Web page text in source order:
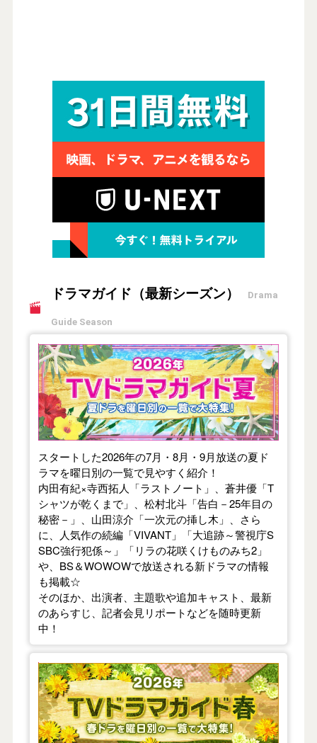
ドラマガイド（最新シーズン） Drama
Guide Season
【2026年夏】TVドラマガイド
スタートした2026年の7月・8月・9月放送の夏ド
ラマを曜日別の一覧で見やすく紹介！
内田有紀×寺西拓人「ラストノート」、蒼井優「T
シャツが乾くまで」、松村北斗「告白－25年目の
秘密－」、山田涼介「一次元の挿し木」、さら
に、人気作の続編「VIVANT」「大追跡～警視庁S
SBC強行犯係～」「リラの花咲くけものみち2」
や、BS＆WOWOWで放送される新ドラマの情報
も掲載☆
そのほか、出演者、主題歌や追加キャスト、最新
のあらすじ、記者会見リポートなどを随時更新
中！
【2026年春】TVドラマガイド